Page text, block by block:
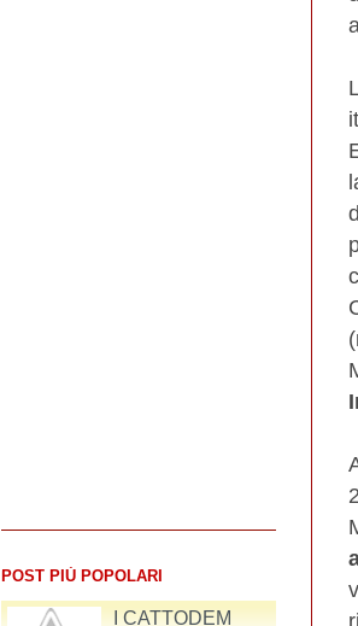
POST PIÙ POPOLARI
RIFLESSIONI SUL